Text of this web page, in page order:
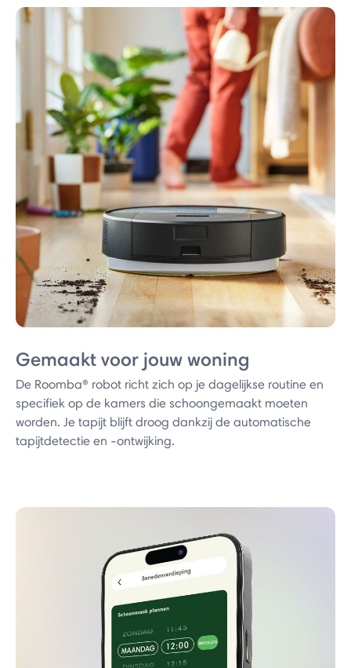
Gemaakt voor jouw woning
De Roomba® robot richt zich op je dagelijkse routine en
specifiek op de kamers die schoongemaakt moeten
worden. Je tapijt blijft droog dankzij de automatische
tapijtdetectie en -ontwijking.